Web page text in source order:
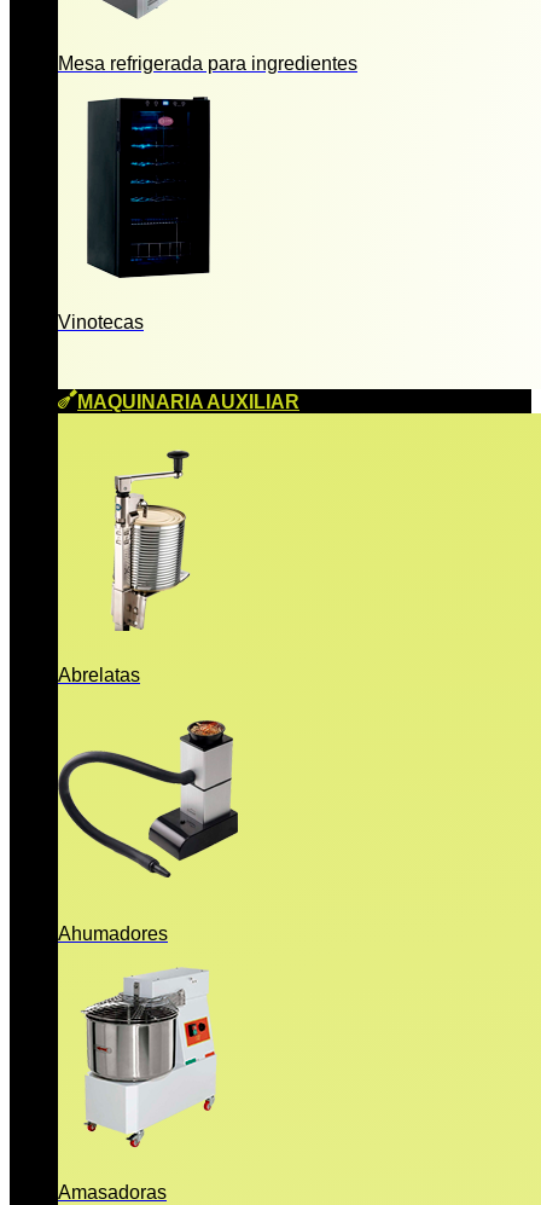
Mesa refrigerada para ingredientes
Vinotecas
MAQUINARIA AUXILIAR
Abrelatas
Ahumadores
Amasadoras